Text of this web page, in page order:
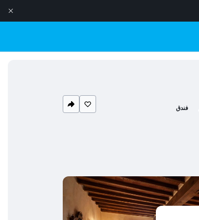
فندق